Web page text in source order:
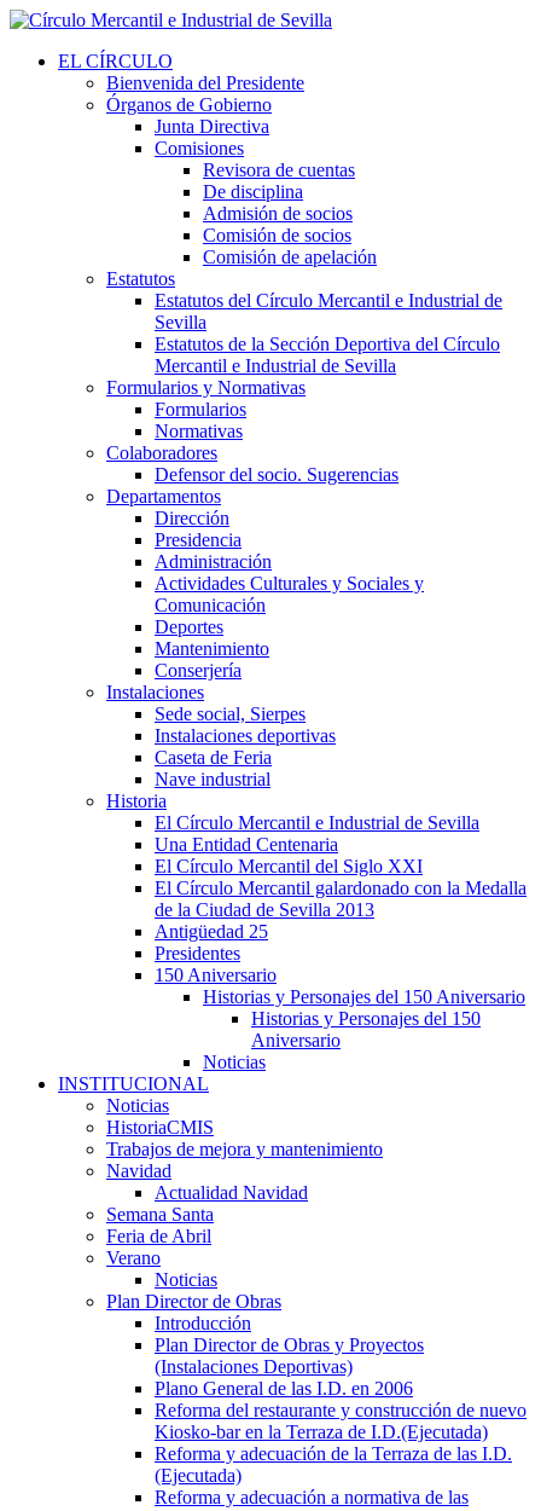
EL CÍRCULO
Bienvenida del Presidente
Órganos de Gobierno
Junta Directiva
Comisiones
Revisora de cuentas
De disciplina
Admisión de socios
Comisión de socios
Comisión de apelación
Estatutos
Estatutos del Círculo Mercantil e Industrial de
Sevilla
Estatutos de la Sección Deportiva del Círculo
Mercantil e Industrial de Sevilla
Formularios y Normativas
Formularios
Normativas
Colaboradores
Defensor del socio. Sugerencias
Departamentos
Dirección
Presidencia
Administración
Actividades Culturales y Sociales y
Comunicación
Deportes
Mantenimiento
Conserjería
Instalaciones
Sede social, Sierpes
Instalaciones deportivas
Caseta de Feria
Nave industrial
Historia
El Círculo Mercantil e Industrial de Sevilla
Una Entidad Centenaria
El Círculo Mercantil del Siglo XXI
El Círculo Mercantil galardonado con la Medalla
de la Ciudad de Sevilla 2013
Antigüedad 25
Presidentes
150 Aniversario
Historias y Personajes del 150 Aniversario
Historias y Personajes del 150
Aniversario
Noticias
INSTITUCIONAL
Noticias
HistoriaCMIS
Trabajos de mejora y mantenimiento
Navidad
Actualidad Navidad
Semana Santa
Feria de Abril
Verano
Noticias
Plan Director de Obras
Introducción
Plan Director de Obras y Proyectos
(Instalaciones Deportivas)
Plano General de las I.D. en 2006
Reforma del restaurante y construcción de nuevo
Kiosko-bar en la Terraza de I.D.(Ejecutada)
Reforma y adecuación de la Terraza de las I.D.
(Ejecutada)
Reforma y adecuación a normativa de las